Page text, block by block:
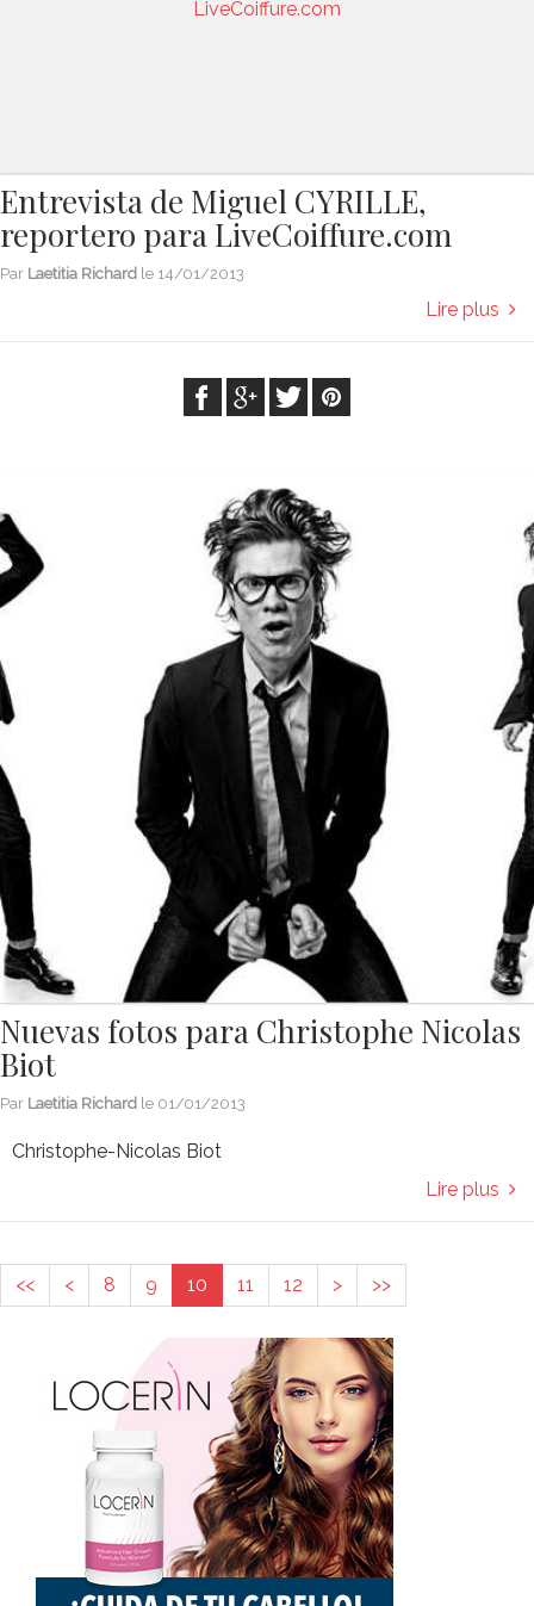
Entrevista de Miguel CYRILLE,
reportero para LiveCoiffure.com
Par Laetitia Richard le 14/01/2013
Lire plus
Nuevas fotos para Christophe Nicolas
Biot
Par Laetitia Richard le 01/01/2013
Christophe-Nicolas Biot
Lire plus
<< < 8 9 10 11 12 > >>